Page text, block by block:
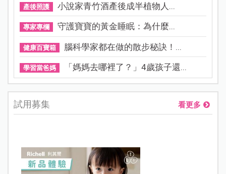
產後照護 小說家青竹酒產後成半植物人...
專家專欄 守護寶寶的黃金睡眠：為什麼...
健康百寶箱 腦科學家都在做的散步秘訣！...
學習當爸媽 「媽媽去哪裡了？」4歲孩子還...
試用募集 看更多